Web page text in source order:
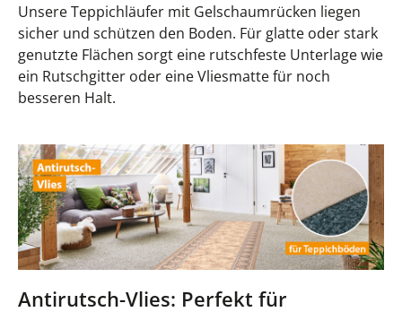
Unsere Teppichläufer mit Gelschaumrücken liegen
sicher und schützen den Boden. Für glatte oder stark
genutzte Flächen sorgt eine rutschfeste Unterlage wie
ein Rutschgitter oder eine Vliesmatte für noch
besseren Halt.
Antirutsch-Vlies: Perfekt für